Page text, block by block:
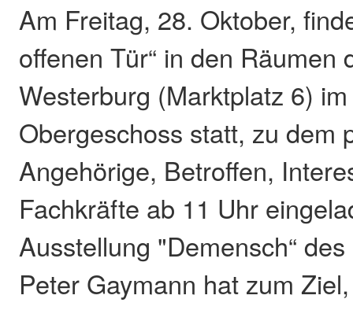
Am Freitag, 28. Oktober,
offenen Tür“ in den Räumen
Westerburg (Marktplatz 6)
Obergeschoss statt, zu dem
Angehörige, Betroffen,
Fachkräfte ab 11 Uhr
Ausstellung "Demensch“
Peter Gaymann hat zum